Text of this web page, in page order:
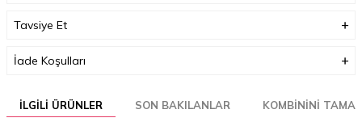
Ağırlık (Kg)
Tavsiye Et
İade Koşulları
İLGILI ÜRÜNLER SON BAKILANLAR KOMBININI